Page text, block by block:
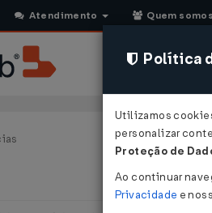
Atendimento Quem somos
Política
Utilizamos
personalizar
Proteção de
Ao continuar
Privacidade e